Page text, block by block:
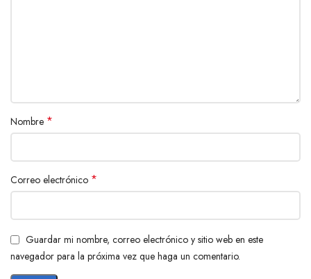
Nombre *
Correo electrónico *
Guardar mi nombre, correo electrónico y sitio web en este
navegador para la próxima vez que haga un comentario.